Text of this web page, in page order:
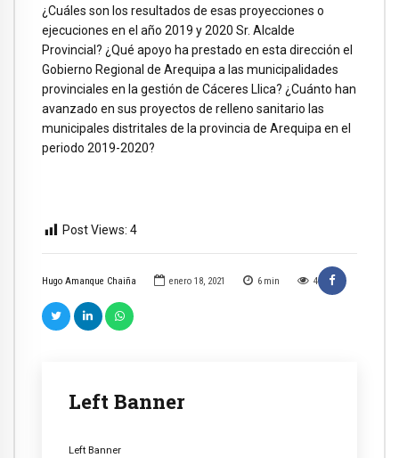
Hugo Amanque Chaiña enero 18, 2021 6 min 4
Left Banner
Left Banner
¿Cuáles son los resultados de esas proyecciones o
ejecuciones en el año 2019 y 2020 Sr. Alcalde
Provincial? ¿Qué apoyo ha prestado en esta dirección el
Gobierno Regional de Arequipa a las municipalidades
provinciales en la gestión de Cáceres Llica? ¿Cuánto han
avanzado en sus proyectos de relleno sanitario las
municipales distritales de la provincia de Arequipa en el
periodo 2019-2020?
Post Views: 4